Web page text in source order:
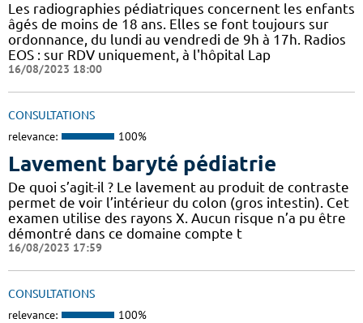
Les radiographies pédiatriques concernent les enfants
âgés de moins de 18 ans. Elles se font toujours sur
ordonnance, du lundi au vendredi de 9h à 17h. Radios
EOS : sur RDV uniquement, à l'hôpital Lap
16/08/2023 18:00
CONSULTATIONS
relevance: 100%
Lavement baryté pédiatrie
De quoi s’agit-il ? Le lavement au produit de contraste
permet de voir l’intérieur du colon (gros intestin). Cet
examen utilise des rayons X. Aucun risque n’a pu être
démontré dans ce domaine compte t
16/08/2023 17:59
CONSULTATIONS
relevance: 100%